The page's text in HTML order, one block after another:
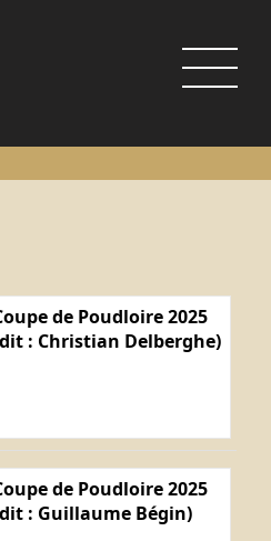
de Poudloire 2025
: Christian Delberghe)
de Poudloire 2025
: Guillaume Bégin)